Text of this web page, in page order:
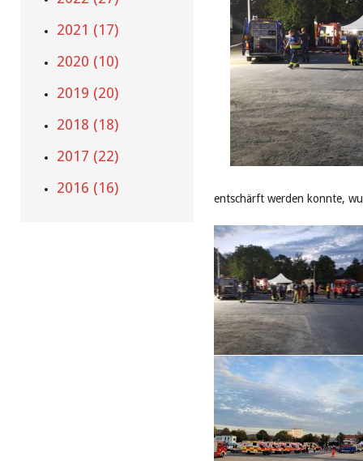
entschärft werden konnte,
2021 (17)
2020 (10)
2019 (20)
2018 (18)
2017 (22)
2016 (16)